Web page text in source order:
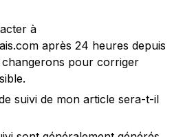
à
après 24 heures depuis
pour corriger
suivi de mon article sera-t-il